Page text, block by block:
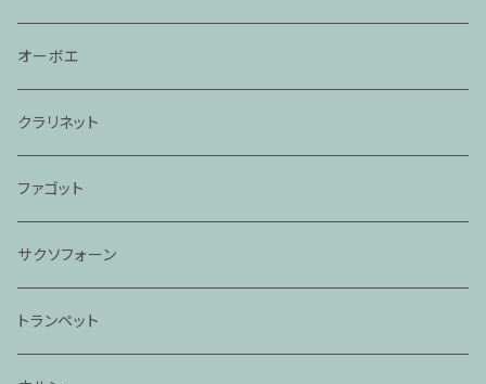
オーボエ
クラリネット
ファゴット
サクソフォーン
トランペット